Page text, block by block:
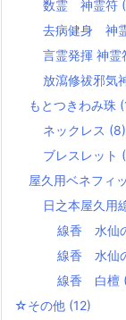
数霊 神霊符
去病健身 神
言霊発揮 神霊
放瀉修祓邪気
もとつきわみ珠
ネックレス (8)
ブレスレット
屋久用ベネフィ
日之本屋久用
線香 水仙
線香 水仙
線香 白檀
☆その他 (12)